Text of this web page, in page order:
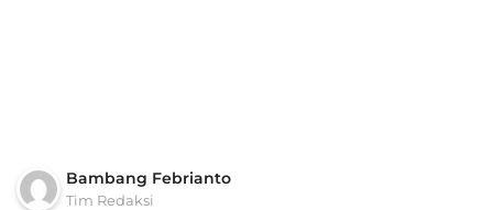
Bambang Febrianto
Tim Redaksi